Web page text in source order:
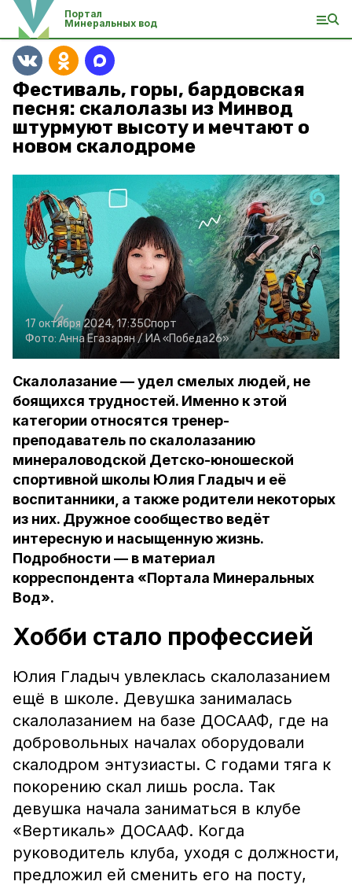
Портал
Минеральных вод
Фестиваль, горы, бардовская
песня: скалолазы из Минвод
штурмуют высоту и мечтают о
новом скалодроме
17 октября 2024, 17:35Спорт
Фото: Анна Егазарян /ИА «Победа26»
Скалолазание — удел смелых людей, не
боящихся трудностей. Именно к этой
категории относятся тренер-
преподаватель по скалолазанию
минераловодской Детско-юношеской
спортивной школы Юлия Гладыч и её
воспитанники, а также родители некоторых
из них. Дружное сообщество ведёт
интересную и насыщенную жизнь.
Подробности — в материал
корреспондента «Портала Минеральных
Вод».
Хобби стало профессией
Юлия Гладыч увлеклась скалолазанием
ещё в школе. Девушка занималась
скалолазанием на базе ДОСААФ, где на
добровольных началах оборудовали
скалодром энтузиасты. С годами тяга к
покорению скал лишь росла. Так
девушка начала заниматься в клубе
«Вертикаль» ДОСААФ. Когда
руководитель клуба, уходя с должности,
предложил ей сменить его на посту,